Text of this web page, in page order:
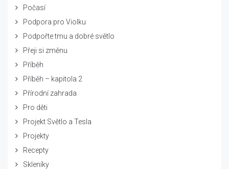
Počasí
Podpora pro Violku
Podpořte tmu a dobré světlo
Přeji si změnu
Příběh
Příběh – kapitola 2
Přírodní zahrada
Pro děti
Projekt Světlo a Tesla
Projekty
Recepty
Skleníky